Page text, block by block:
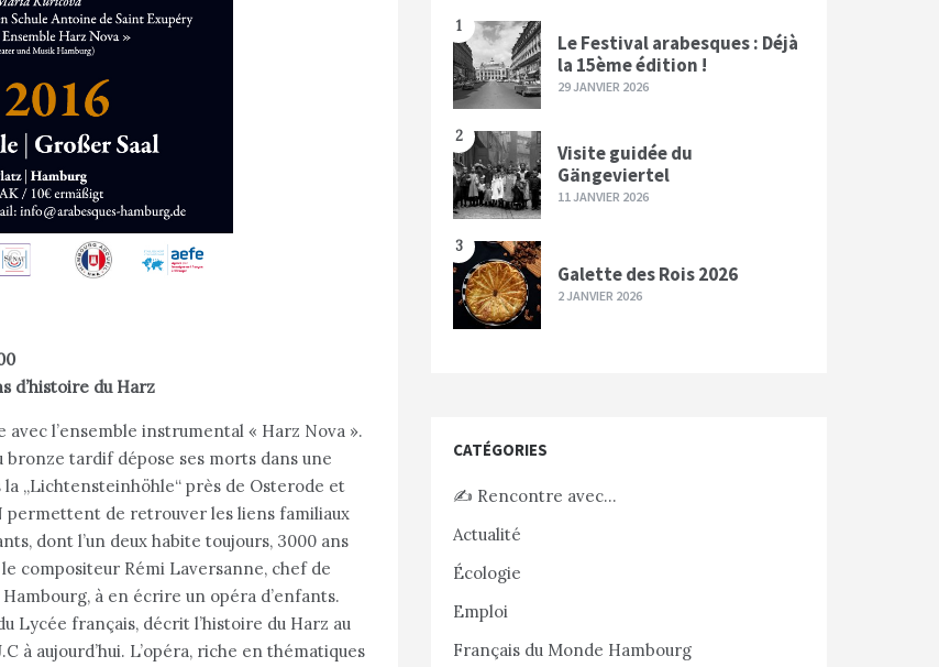
d’histoire du Harz
l’ensemble instrumental « Harz Nova ».
bronze tardif dépose ses morts dans une
„Lichtensteinhöhle“ près de Osterode et
permettent de retrouver les liens familiaux
dont l’un deux habite toujours, 3000 ans
compositeur Rémi Laversanne, chef de
à en écrire un opéra d’enfants.
Lycée français, décrit l’histoire du Harz au
à aujourd’hui. L’opéra, riche en thématiques
1
Le Festival arabesques : Déjà
la 15ème édition !
29 JANVIER 2026
2
Visite guidée du
Gängeviertel
11 JANVIER 2026
3
Galette des Rois 2026
2 JANVIER 2026
CATÉGORIES
✍️ Rencontre avec…
Actualité
Écologie
Emploi
Français du Monde Hambourg